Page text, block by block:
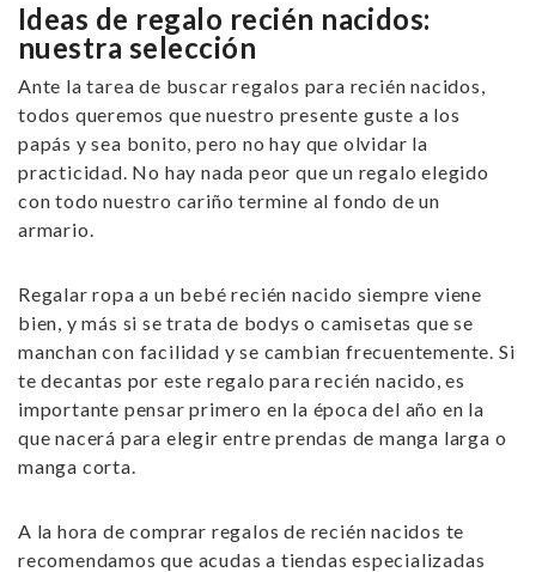
Ideas de regalo recién nacidos:
nuestra selección
Ante la tarea de buscarregalos para recién nacidos,
todos queremos que nuestro presente guste a los
papás y sea bonito, pero no hay que olvidar la
practicidad. No hay nada peor que un regalo elegido
con todo nuestro cariño termine al fondo de un
armario.
Regalarropa a un bebé recién nacido siempre viene
bien, y más si se trata de bodys o camisetas que se
manchan con facilidad y se cambian frecuentemente. Si
te decantas por este regalo para recién nacido, es
importante pensar primero en la época del año en la
que nacerá para elegir entre prendas de manga larga o
manga corta.
A la hora decomprar regalos de recién nacidos te
recomendamos que acudas a tiendas especializadas